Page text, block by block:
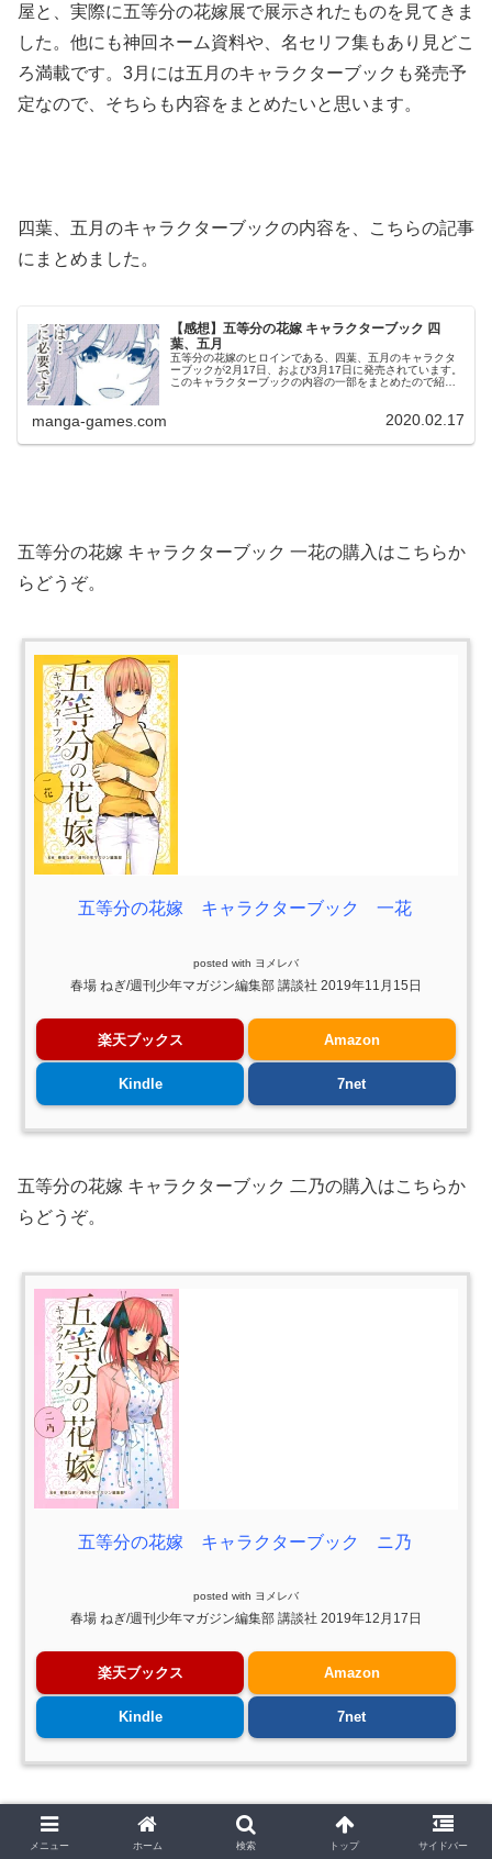
屋と、実際に五等分の花嫁展で展示されたものを見てきま
した。他にも神回ネーム資料や、名セリフ集もあり見どこ
ろ満載です。3月には五月のキャラクターブックも発売予
定なので、そちらも内容をまとめたいと思います。
四葉、五月のキャラクターブックの内容を、こちらの記事
にまとめました。
【感想】五等分の花嫁 キャラクターブック 四
葉、五月
五等分の花嫁のヒロインである、四葉、五月のキャラクタ
ーブックが2月17日、および3月17日に発売されています。
このキャラクターブックの内容の一部をまとめたので紹介
manga-games.com 2020.02.17
五等分の花嫁 キャラクターブック 一花の購入はこちらか
らどうぞ。
五等分の花嫁 キャラクターブック 一花
posted with ヨメレバ
春場 ねぎ/週刊少年マガジン編集部 講談社 2019年11月15日
楽天ブックス Amazon
Kindle 7net
五等分の花嫁 キャラクターブック 二乃の購入はこちらか
らどうぞ。
五等分の花嫁 キャラクターブック ニ乃
posted with ヨメレバ
春場 ねぎ/週刊少年マガジン編集部 講談社 2019年12月17日
楽天ブックス Amazon
Kindle 7net
五等分の花嫁 キャラクターブック 三玖の購入はこちらか
らどうぞ。
メニュー ホーム 検索 トップ サイドバー